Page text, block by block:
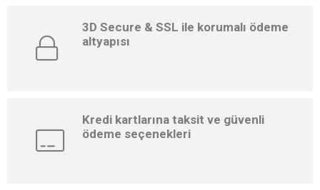
3D Secure & SSL ile korumalı ödeme
altyapısı
Kredi kartlarına taksit ve güvenli
ödeme seçenekleri